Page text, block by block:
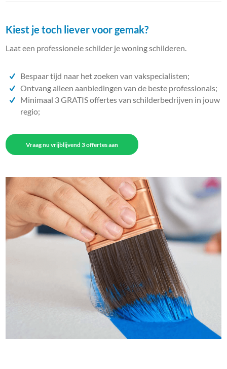
Kiest je toch liever voor gemak?
Laat een professionele schilder je woning schilderen.
Bespaar tijd naar het zoeken van vakspecialisten;
Ontvang alleen aanbiedingen van de beste professionals;
Minimaal 3 GRATIS offertes van schilderbedrijven in jouw
regio;
Vraag nu vrijblijvend 3 offertes aan